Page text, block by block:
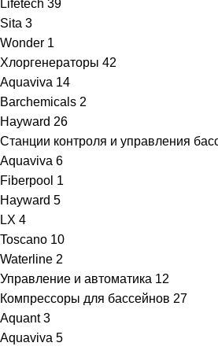
Lifetech 39
Sita 3
Wonder 1
Хлоргенераторы 42
Aquaviva 14
Barchemicals 2
Hayward 26
Станции контроля и управления
Aquaviva 6
Fiberpool 1
Hayward 5
LX 4
Toscano 10
Waterline 2
Управление и автоматика 12
Компрессоры для бассейнов 27
Aquant 3
Aquaviva 5